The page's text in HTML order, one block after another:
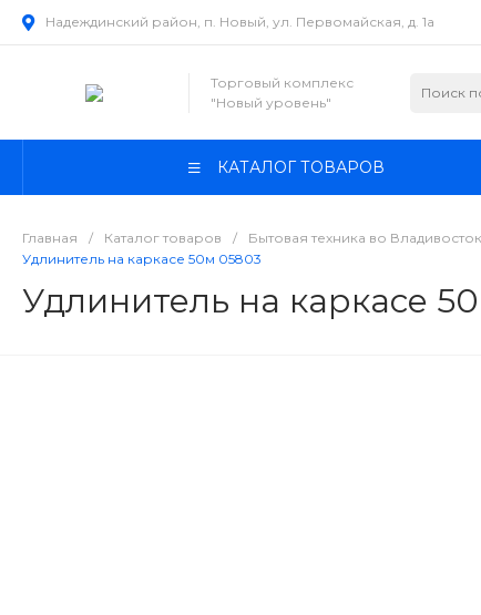
Надеждинский район, п. Новый, ул. Первомайская, д. 1а
Торговый комплекс
"Новый уровень"
КАТАЛОГ ТОВАРОВ
Главная / Каталог товаров / Бытовая техника во
Удлинитель на каркасе 50м 05803
Удлинитель на каркасе